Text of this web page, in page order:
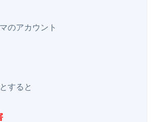
のアカウント
すると